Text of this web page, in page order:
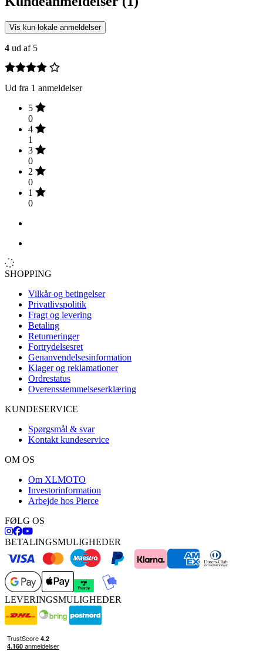
Vis kun lokale anmeldelser
4 ud af 5
Ud fra 1 anmeldelser
5
0
4
1
3
0
2
0
1
0
SHOPPING
Vilkår og betingelser
Privatlivspolitik
Fragt og levering
Betaling
Returneringer
Fortrydelsesret
Genanvendelsesinformation
Klager og reklamationer
Ordrestatus
Overensstemmelseserklæring
KUNDESERVICE
Spørgsmål & svar
Kontakt kundeservice
OM OS
Om XLMOTO
Investorinformation
Arbejde hos Pierce
FØLG OS
BETALINGSMULIGHEDER
LEVERINGSMULIGHEDER